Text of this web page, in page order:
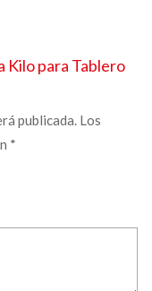
Kilo para Tablero
publicada. Los
*